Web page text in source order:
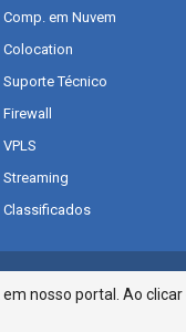
Comp. em Nuvem
Colocation
Suporte Técnico
Firewall
VPLS
Streaming
Classificados
nosso portal. Ao